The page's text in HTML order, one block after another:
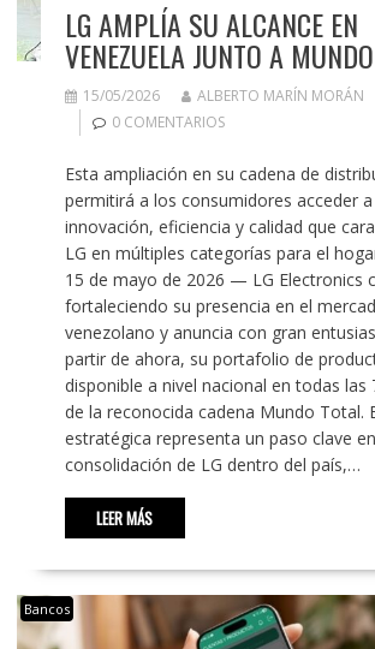
LG AMPLÍA SU ALCANCE EN
VENEZUELA JUNTO A
15/05/2026 ALBERTO MARÍN MORÁN
0 COMENTARIOS
Esta ampliación en su cadena de
permitirá a los consumidores acceder a
innovación, eficiencia y calidad que
LG en múltiples categorías para el
15 de mayo de 2026 — LG Electronics
fortaleciendo su presencia en el
venezolano y anuncia con gran
partir de ahora, su portafolio de
disponible a nivel nacional en todas las
de la reconocida cadena Mundo Total.
estratégica representa un paso clave
consolidación de LG dentro del país,…
LEER MÁS
Bancos